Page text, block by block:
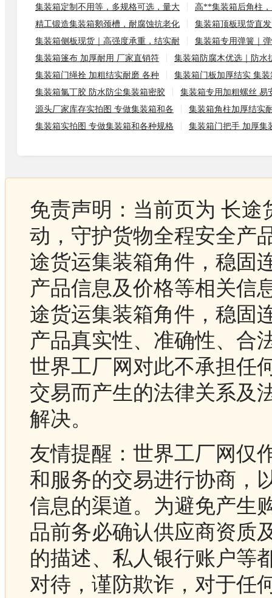
集装箱定制不用等，多规格可选，量大
高**集装箱后角柱
精工锻造集装箱鹅颈槽，耐腐蚀抗老化
集装箱顶板现货直
集装箱侧板现货｜高强度承重，结实耐
集装箱专用弹簧｜
集装箱篷布 加厚耐用 厂家直销符
集装箱防腐木优选｜防水
集装箱门绳拴 加粗结实耐磨 各种
集装箱门板加厚结实 集
集装箱氯丁胶 防水防尘集装箱密胶
集装箱专用加粗螺丝 易
源头厂家库存实拍图 专做集装箱和各
集装箱角柱加厚结实
集装箱实拍图 专做集装箱和各种规格
集装箱门把手 加厚集
免责声明：当前页为 长
动，守护货物全程安全产
途货运集装箱角件，稳固
产品信息及价格等相关信
途货运集装箱角件，稳固
产品真实性、准确性、合
世界工厂网对此不承担任
交易而产生的法律关系及
解决。
友情提醒：世界工厂网仅
和服务的交易进行协商，
信息的渠道。为避免产生
品前务必确认供应商资质
的描述、私人银行账户等
对待，谨防欺诈，对于任